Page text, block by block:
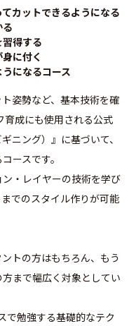
カットできるようになる
得する
に付く
になるコース
姿勢など、基本技術を確
育成にも使用される公式
ニング）』に基づいて、
ースです。
・レイヤーの技術を学び
でのスタイル作りが可能
トの方はもちろん、もう
まで幅広く対象としてい
で勉強する基礎的なテク